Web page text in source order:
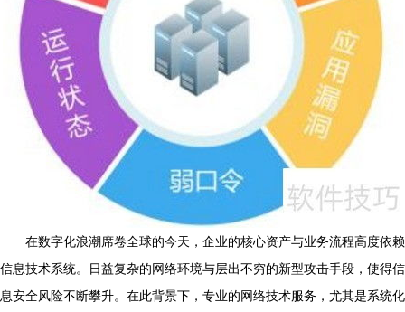
在数字化浪潮席卷全球的今天，企业的核心资产与业务流程高度依赖
信息技术系统。日益复杂的网络环境与层出不穷的新型攻击手段，使得信
息安全风险不断攀升。在此背景下，专业的网络技术服务，尤其是系统化